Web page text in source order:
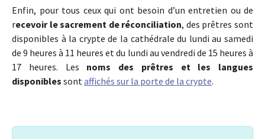
Enfin, pour tous ceux qui ont besoin d’un entretien ou de
recevoir le sacrement de réconciliation, des prêtres sont
disponibles à la crypte de la cathédrale du lundi au samedi
de 9 heures à 11 heures et du lundi au vendredi de 15 heures à
17 heures. Les noms des prêtres et les langues
disponibles sont affichés sur la porte de la crypte.